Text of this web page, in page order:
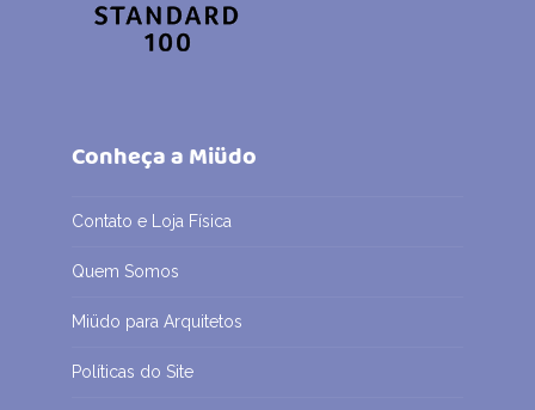
Conheça a Miüdo
Contato e Loja Física
Quem Somos
Miüdo para Arquitetos
Políticas do Site